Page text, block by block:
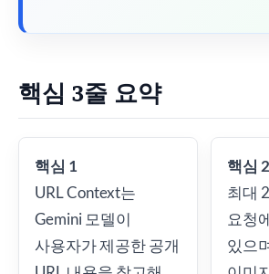
핵심 3줄 요약
핵심 1
URL Context는
Gemini 모델이
사용자가 제공한 공개
핵심 2
최대
요청
있으